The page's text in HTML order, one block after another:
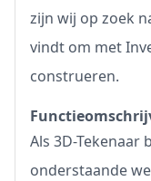
zijn wij op zoek
vindt om met
construeren.
Als 3D-
onderstaande